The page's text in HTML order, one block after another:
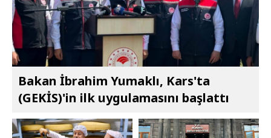
Bakan İbrahim Yumaklı, Kars'ta
(GEKİS)'in ilk uygulamasını başlattı